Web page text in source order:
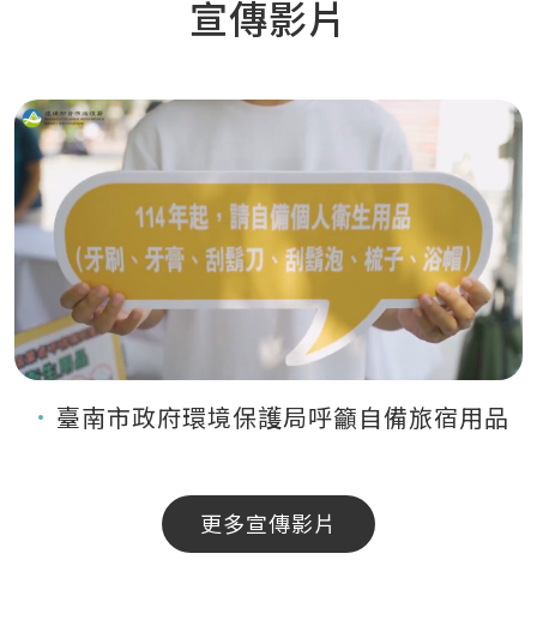
宣傳影片
臺南市政府環境保護局呼籲自備旅宿用品
更多宣傳影片